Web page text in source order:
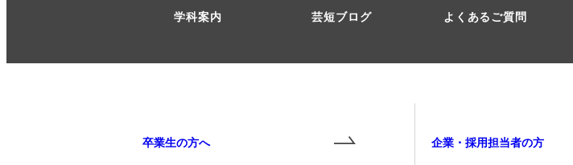
学科案内 芸短ブログ よくあるご質問
卒業生の方へ 企業・採用担当者の方